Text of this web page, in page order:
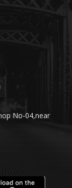
No-04,near